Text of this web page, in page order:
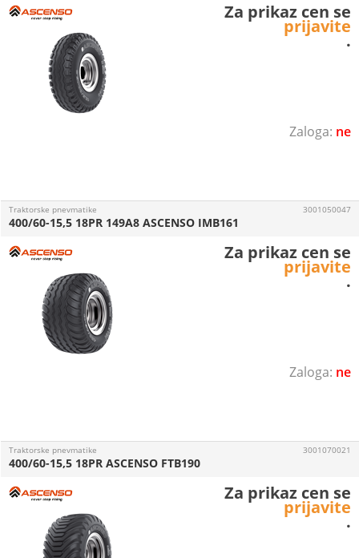
ne
Za prikaz cen se
prijavite
.
ne
Traktorske pnevmatike
400/60-15,5 18PR 149A8 ASCENSO IMB161
3001050047
Za prikaz cen se
prijavite
.
Traktorske pnevmatike
400/60-15,5 18PR ASCENSO FTB190
3001070021
Za prikaz cen se
prijavite
.